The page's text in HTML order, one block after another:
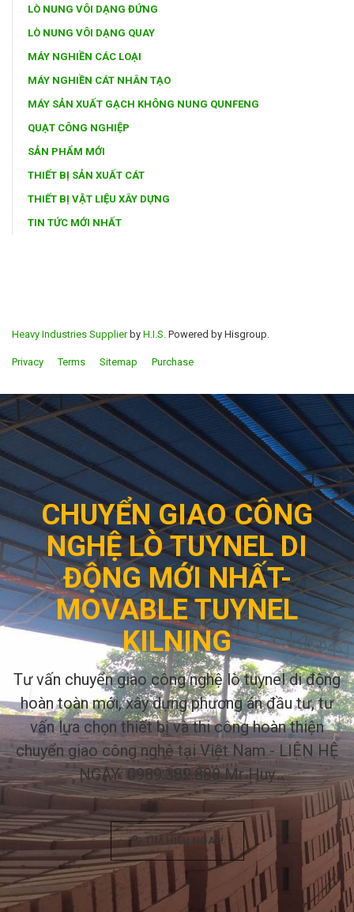
LÒ NUNG VÔI DẠNG ĐỨNG
LÒ NUNG VÔI DẠNG QUAY
MÁY NGHIỀN CÁC LOẠI
MÁY NGHIỀN CÁT NHÂN TẠO
MÁY SẢN XUẤT GẠCH KHÔNG NUNG QUNFENG
QUẠT CÔNG NGHIỆP
SẢN PHẨM MỚI
THIẾT BỊ SẢN XUẤT CÁT
THIẾT BỊ VẬT LIỆU XÂY DỰNG
TIN TỨC MỚI NHẤT
Heavy Industries Supplierby H.I.S. Powered by Hisgroup.
Privacy Terms Sitemap Purchase
CHUYỂN GIAO CÔNG
NGHỆ LÒ TUYNEL DI
ĐỘNG MỚI NHẤT-
MOVABLE TUYNEL
KILNING
Tư vấn chuyển giao công nghệ lò tuynel di động
hoàn toàn mới, xây dựng phương án đầu tư, tư
vấn lựa chọn thiết bị và thi công hoàn thiện
chuyển giao công nghệ tại Việt Nam - LIÊN HỆ
NGAY: 0989.382.888 Mr Huy
TÌM HIỂU NGAY!